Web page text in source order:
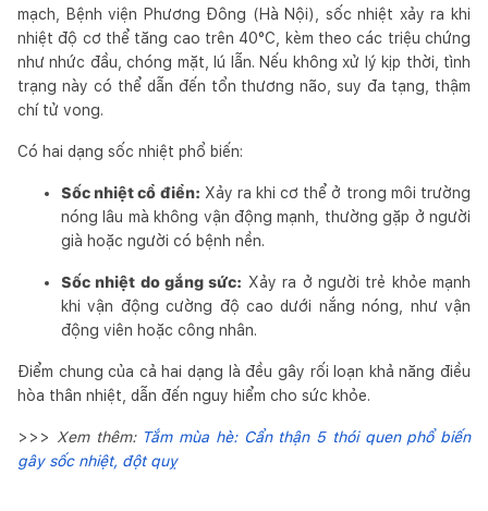
mạch, Bệnh viện Phương Đông (Hà Nội), sốc nhiệt xảy ra khi
nhiệt độ cơ thể tăng cao trên 40°C, kèm theo các triệu chứng
như nhức đầu, chóng mặt, lú lẫn. Nếu không xử lý kịp thời, tình
trạng này có thể dẫn đến tổn thương não, suy đa tạng, thậm
chí tử vong.
Có hai dạng sốc nhiệt phổ biến:
Sốc nhiệt cổ điển: Xảy ra khi cơ thể ở trong môi trường
nóng lâu mà không vận động mạnh, thường gặp ở người
già hoặc người có bệnh nền.
Sốc nhiệt do gắng sức: Xảy ra ở người trẻ khỏe mạnh
khi vận động cường độ cao dưới nắng nóng, như vận
động viên hoặc công nhân.
Điểm chung của cả hai dạng là đều gây rối loạn khả năng điều
hòa thân nhiệt, dẫn đến nguy hiểm cho sức khỏe.
>>> Xem thêm: Tắm mùa hè: Cẩn thận 5 thói quen phổ biến
gây sốc nhiệt, đột quỵ